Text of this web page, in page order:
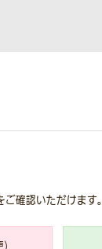
ご確認いただけます。
)